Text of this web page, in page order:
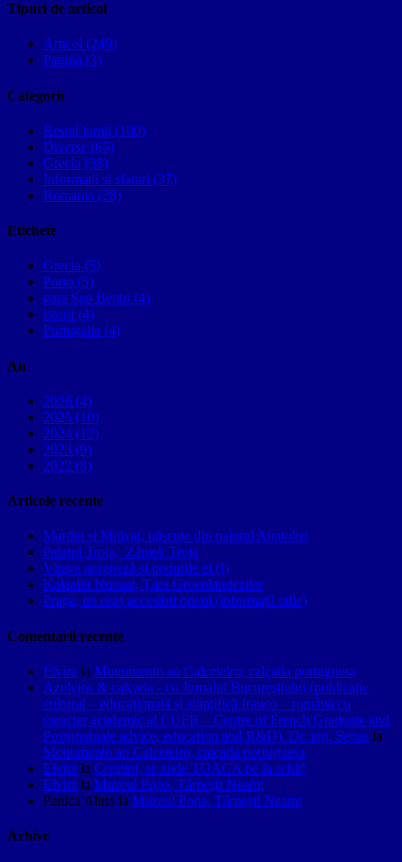
Tipuri de articol
Articol (249)
Pagină (3)
Categorii
Restul lumii (100)
Diverse (65)
Grecia (38)
Informatii si sfaturi (37)
Romania (28)
Etichete
Grecia (5)
Porto (5)
gara Sao Bento (4)
istorii (4)
Portugalia (4)
An
2026 (4)
2025 (10)
2024 (12)
2023 (9)
2022 (8)
Articole recente
Mardin și Midyat, născute din nahitul Anatoliei
Palatul Troja, Zámek Troja
Vltava pragheză și podurile ei (I)
Kalaallit Nunaat, Țara Groenlandezilor
Praga, un oraș accesibil oricui (informații utile)
Comentarii recente
Elvira la Monumento ao Calceteiro, calçada portuguesa
Azulejos & calçada - cu Jurnalul Bucureștiului (publicație
cultural – educațională și științifică franco – română cu
caracter academic al CUFR – Centre of French Graduate and
Postgraduate advice, education and R&D). Dr. ing. Sebas la
Monumento ao Calceteiro, calçada portuguesa
Elvira la Creştini, se aude TOACA pe la schit!
Elvira la Muzeul Popa, Târpeşti Neamţ
Panica Alina la Muzeul Popa, Târpeşti Neamţ
Arhive